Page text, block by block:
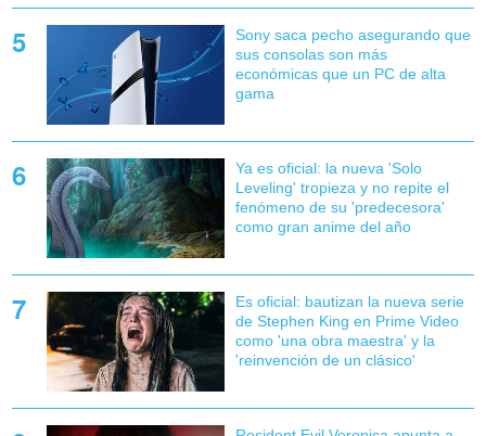
Sony saca pecho asegurando que
sus consolas son más
económicas que un PC de alta
gama
Ya es oficial: la nueva 'Solo
Leveling' tropieza y no repite el
fenómeno de su 'predecesora'
como gran anime del año
Es oficial: bautizan la nueva serie
de Stephen King en Prime Video
como 'una obra maestra' y la
'reinvención de un clásico'